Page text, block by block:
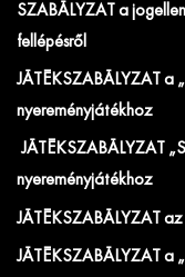
SZABÁLYZAT a
fellépésről
JÁTÉKSZABÁLYZAT a
nyereményjátékhoz
JÁTÉKSZABÁLYZAT
nyereményjátékhoz
JÁTÉKSZABÁLYZAT
JÁTÉKSZABÁLYZAT a